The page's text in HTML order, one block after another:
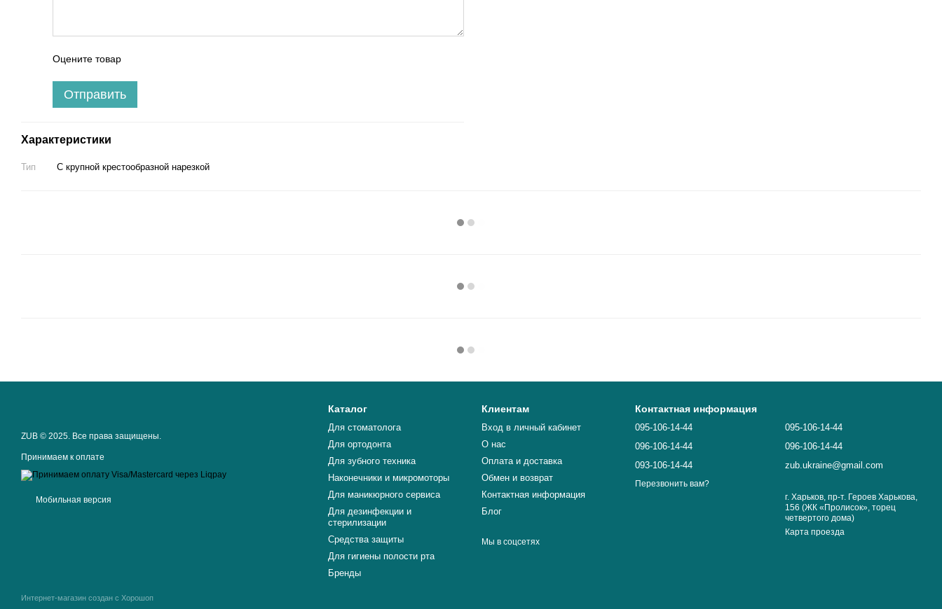
Оцените товар
Отправить
Характеристики
Тип С крупной крестообразной нарезкой
ZUB © 2025. Все права защищены.
Принимаем к оплате
Мобильная версия
Интернет-магазин создан с Хорошоп
Каталог
Для стоматолога
Для ортодонта
Для зубного техника
Наконечники и микромоторы
Для маникюрного сервиса
Для дезинфекции и
стерилизации
Средства защиты
Для гигиены полости рта
Бренды
Клиентам
Вход в личный кабинет
О нас
Оплата и доставка
Обмен и возврат
Контактная информация
Блог
Мы в соцсетях
Контактная информация
095-106-14-44
096-106-14-44
093-106-14-44
Перезвонить вам?
095-106-14-44
096-106-14-44
zub.ukraine@gmail.com
г. Харьков, пр-т. Героев Харькова,
156 (ЖК «Пролисок», торец
четвертого дома)
Карта проезда